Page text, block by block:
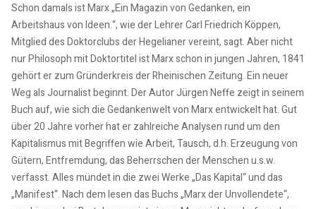
Schon damals ist Marx „Ein Magazin von Gedanken, ein
Arbeitshaus von Ideen.“, wie der Lehrer Carl Friedrich Köppen,
Mitglied des Doktorclubs der Hegelianer vereint, sagt. Aber nicht
nur Philosoph mit Doktortitel ist Marx schon in jungen Jahren, 1841
gehört er zum Gründerkreis der Rheinischen Zeitung. Ein neuer
Weg als Journalist beginnt. Der Autor Jürgen Neffe zeigt in seinem
Buch auf, wie sich die Gedankenwelt von Marx entwickelt hat. Gut
über 20 Jahre vorher hat er zahlreiche Analysen rund um den
Kapitalismus mit Begriffen wie Arbeit, Tausch, d.h. Erzeugung von
Gütern, Entfremdung, das Beherrschen der Menschen u.s.w.
verfasst. Alles mündet in die zwei Werke „Das Kapital“ und das
„Manifest“. Nach dem lesen das Buchs „Marx der Unvollendete“,